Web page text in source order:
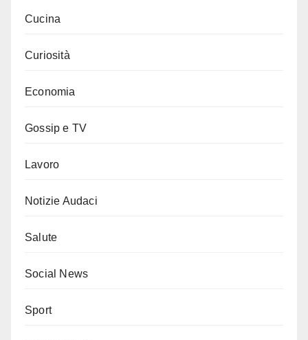
Cucina
Curiosità
Economia
Gossip e TV
Lavoro
Notizie Audaci
Salute
Social News
Sport